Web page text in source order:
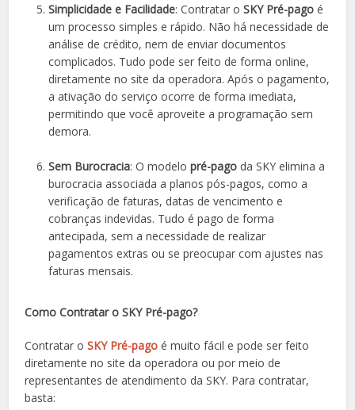
Simplicidade e Facilidade: Contratar oSKY Pré-pago é
um processo simples e rápido. Não há necessidade de
análise de crédito, nem de enviar documentos
complicados. Tudo pode ser feito de forma online,
diretamente no site da operadora. Após o pagamento,
a ativação do serviço ocorre de forma imediata,
permitindo que você aproveite a programação sem
demora.
Sem Burocracia: O modelopré-pago da SKY elimina a
burocracia associada a planos pós-pagos, como a
verificação de faturas, datas de vencimento e
cobranças indevidas. Tudo é pago de forma
antecipada, sem a necessidade de realizar
pagamentos extras ou se preocupar com ajustes nas
faturas mensais.
Como Contratar o SKY Pré-pago?
Contratar oSKY Pré-pago é muito fácil e pode ser feito
diretamente no site da operadora ou por meio de
representantes de atendimento da SKY. Para contratar,
basta: